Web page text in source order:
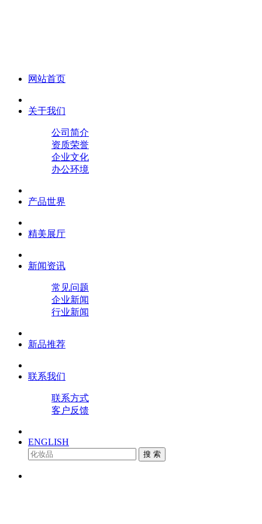
网站首页
关于我们
公司简介
资质荣誉
企业文化
办公环境
产品世界
精美展厅
新闻资讯
常见问题
企业新闻
行业新闻
新品推荐
联系我们
联系方式
客户反馈
ENGLISH